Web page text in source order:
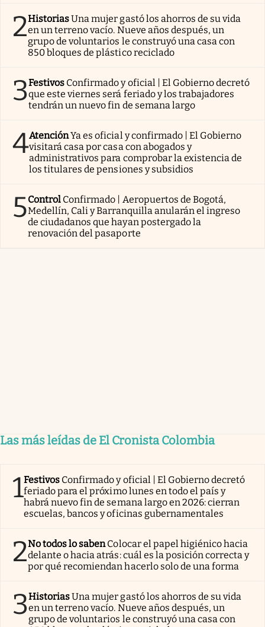
2HistoriasUna mujer gastó los ahorros de su vida
en un terreno vacío. Nueve años después, un
grupo de voluntarios le construyó una casa con
850 bloques de plástico reciclado
3Festivos Confirmado y oficial | El Gobierno decretó
que este viernes será feriado y los trabajadores
tendrán un nuevo fin de semana largo
4AtenciónYa es oficial y confirmado | El Gobierno
visitará casa por casa con abogados y
administrativos para comprobar la existencia de
los titulares de pensiones y subsidios
5Control Confirmado | Aeropuertos de Bogotá,
Medellín, Cali y Barranquilla anularán el ingreso
de ciudadanos que hayan postergado la
renovación del pasaporte
Las más leídas de El Cronista Colombia
1Festivos Confirmado y oficial | El Gobierno decretó
feriado para el próximo lunes en todo el país y
habrá nuevo fin de semana largo en 2026: cierran
escuelas, bancos y oficinas gubernamentales
2No todos lo sabenColocar el papel higiénico hacia
delante o hacia atrás: cuál es la posición correcta y
por qué recomiendan hacerlo solo de una forma
3HistoriasUna mujer gastó los ahorros de su vida
en un terreno vacío. Nueve años después, un
grupo de voluntarios le construyó una casa con